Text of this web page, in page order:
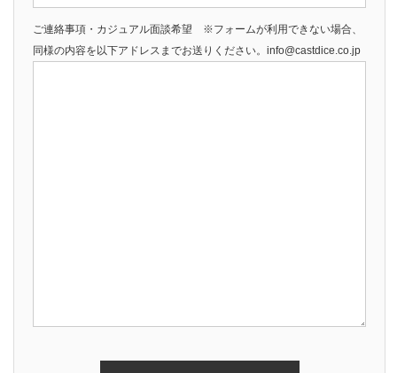
ご連絡事項・カジュアル面談希望 ※フォームが利用できない場合、
同様の内容を以下アドレスまでお送りください。info@castdice.co.jp